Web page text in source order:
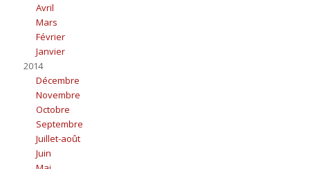
Avril
Mars
Février
Janvier
2014
Décembre
Novembre
Octobre
Septembre
Juillet-août
Juin